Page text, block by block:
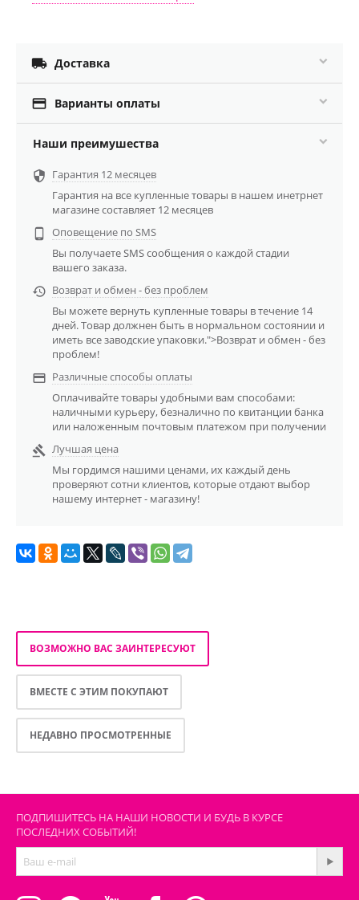
 Доставка
 Варианты оплаты
Наши преимушества
 Гарантия 12 месяцев
Гарантия на все купленные товары в нашем инетрнет
магазине составляет 12 месяцев

Оповещение по SMS
Вы получаете SMS сообщения о каждой стадии
вашего заказа.
 Возврат и обмен - без проблем
Вы можете вернуть купленные товары в течение 14
дней. Товар должнен быть в нормальном состоянии и
иметь все заводские упаковки.">Возврат и обмен - без
проблем!
 Различные способы оплаты
Оплачивайте товары удобными вам способами:
наличными курьеру, безналично по квитанции банка
или наложенным почтовым платежом при получении

Лучшая цена
Мы гордимся нашими ценами, их каждый день
проверяют сотни клиентов, которые отдают выбор
нашему интернет - магазину!
ВОЗМОЖНО ВАС ЗАИНТЕРЕСУЮТ
ВМЕСТЕ С ЭТИМ ПОКУПАЮТ
НЕДАВНО ПРОСМОТРЕННЫЕ
ПОДПИШИТЕСЬ НА НАШИ НОВОСТИ И БУДЬ В КУРСЕ
ПОСЛЕДНИХ СОБЫТИЙ!